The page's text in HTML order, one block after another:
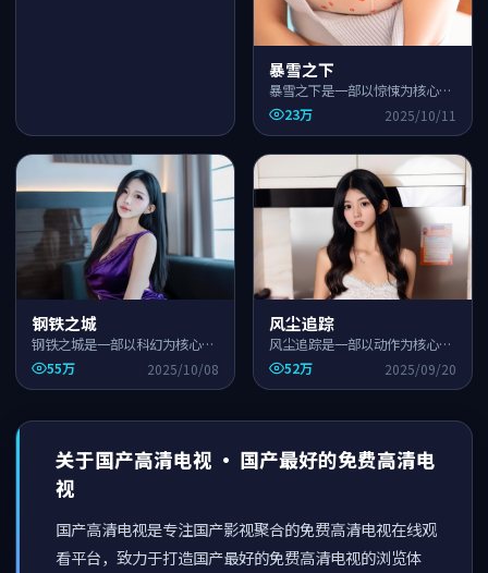
暴雪之下
暴雪之下是一部以惊悚为核心的
国产高清影视作品，围绕危机、
反转与人物成长展开，整体节奏
紧凑，适合一口气追完。
23万 2025/10/11
钢铁之城
钢铁之城是一部以科幻为核心的
国产高清影视作品，围绕危机、
55万 2025/10/08
风尘追踪
风尘追踪是一部以动作为核心的
国产高清影视作品，围绕危机、
52万 2025/09/20
关于国产高清电视 · 国产最好的免费高清电
视
国产高清电视是专注国产影视聚合的免费高清电视在线观
看平台，致力于打造国产最好的免费高清电视的浏览体